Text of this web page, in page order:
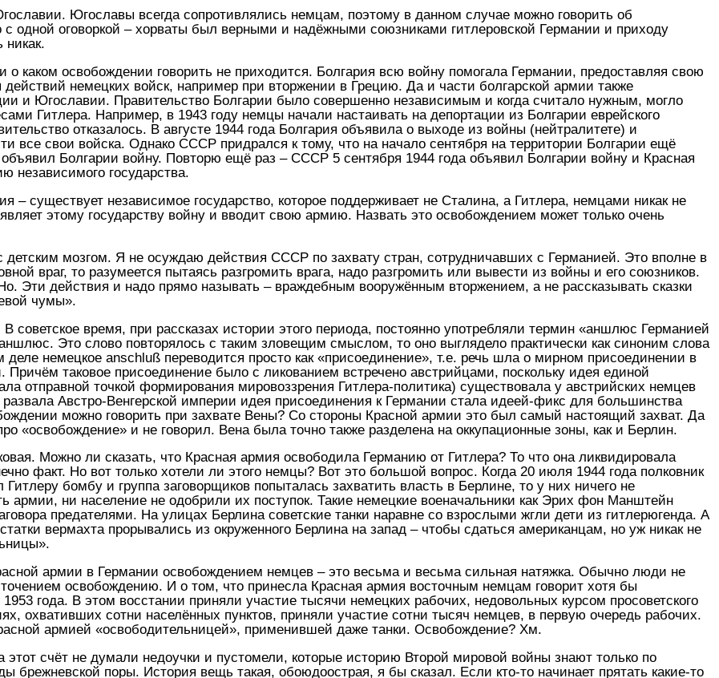
Югославы всегда сопротивлялись немцам, поэтому в данном случае можно говорить об
одной оговоркой – хорваты был верными и надёжными союзниками гитлеровской Германии и приходу
никак.
о каком освобождении говорить не приходится. Болгария всю войну помогала Германии, предоставляя свою
немецких войск, например при вторжении в Грецию. Да и части болгарской армии также
и Югославии. Правительство Болгарии было совершенно независимым и когда считало нужным, могло
Гитлера. Например, в 1943 году немцы начали настаивать на депортации из Болгарии еврейского
отказалось. В августе 1944 года Болгария объявила о выходе из войны (нейтралитете) и
все свои войска. Однако СССР придрался к тому, что на начало сентября на территории Болгарии ещё
Болгарии войну. Повторю ещё раз – СССР 5 сентября 1944 года объявил Болгарии войну и Красная
независимого государства.
– существует независимое государство, которое поддерживает не Сталина, а Гитлера, немцами никак не
этому государству войну и вводит свою армию. Назвать это освобождением может только очень
мозгом. Я не осуждаю действия СССР по захвату стран, сотрудничавших с Германией. Это вполне в
враг, то разумеется пытаясь разгромить врага, надо разгромить или вывести из войны и его союзников.
Эти действия и надо прямо называть – враждебным вооружённым вторжением, а не рассказывать сказки
чумы».
советское время, при рассказах истории этого периода, постоянно употребляли термин «аншлюс Германией
Это слово повторялось с таким зловещим смыслом, то оно выглядело практически как синоним слова
деле немецкое anschluß переводится просто как «присоединение», т.е. речь шла о мирном присоединении в
Причём таковое присоединение было с ликованием встречено австрийцами, поскольку идея единой
отправной точкой формирования мировоззрения Гитлера-политика) существовала у австрийских немцев
Австро-Венгерской империи идея присоединения к Германии стала идеей-фикс для большинства
можно говорить при захвате Вены? Со стороны Красной армии это был самый настоящий захват. Да
«освобождение» и не говорил. Вена была точно также разделена на оккупационные зоны, как и Берлин.
Можно ли сказать, что Красная армия освободила Германию от Гитлера? То что она ликвидировала
факт. Но вот только хотели ли этого немцы? Вот это большой вопрос. Когда 20 июля 1944 года полковник
бомбу и группа заговорщиков попыталась захватить власть в Берлине, то у них ничего не
армии, ни население не одобрили их поступок. Такие немецкие военачальники как Эрих фон Манштейн
предателями. На улицах Берлина советские танки наравне со взрослыми жгли дети из гитлерюгенда. А
вермахта прорывались из окруженного Берлина на запад – чтобы сдаться американцам, но уж никак не
армии в Германии освобождением немцев – это весьма и весьма сильная натяжка. Обычно люди не
освобождению. И о том, что принесла Красная армия восточным немцам говорит хотя бы
года. В этом восстании приняли участие тысячи немецких рабочих, недовольных курсом просоветского
охвативших сотни населённых пунктов, приняли участие сотни тысяч немцев, в первую очередь рабочих.
армией «освободительницей», применившей даже танки. Освобождение? Хм.
этот счёт не думали недоучки и пустомели, которые историю Второй мировой войны знают только по
брежневской поры. История вещь такая, обоюдоострая, я бы сказал. Если кто-то начинает прятать какие-то